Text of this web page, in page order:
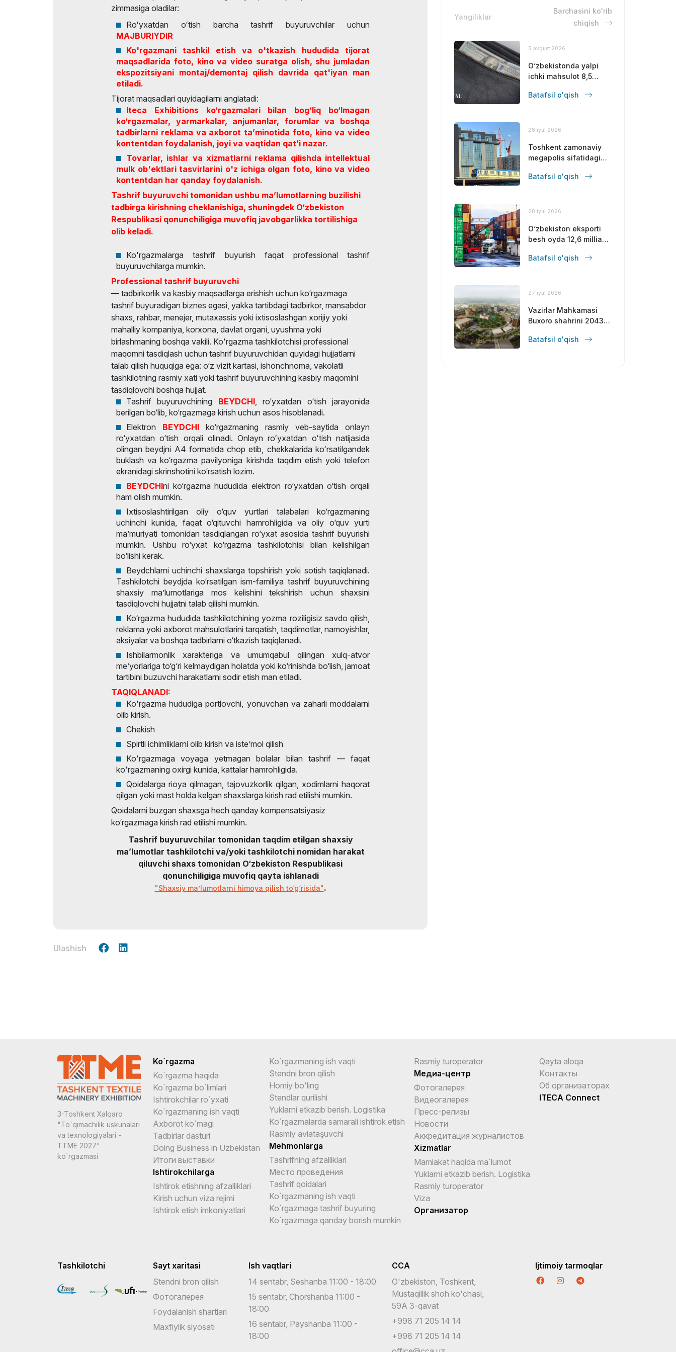
Rasmiy aviataşuvchi
zimmasiga oladilar:
Roʻyxatdan oʻtish barcha tashrif buyuruvchilar uchun
MAJBURIYDIR
Ko'rgazmani tashkil etish va o'tkazish hududida tijorat
maqsadlarida foto, kino va video suratga olish, shu jumladan
ekspozitsiyani montaj/demontaj qilish davrida qat'iyan man
etiladi.
Tijorat maqsadlari quyidagilarni anglatadi:
Iteca Exhibitions ko‘rgazmalari bilan bog‘liq bo‘lmagan
ko‘rgazmalar, yarmarkalar, anjumanlar, forumlar va boshqa
tadbirlarni reklama va axborot ta’minotida foto, kino va video
kontentdan foydalanish, joyi va vaqtidan qat’i nazar.
Tovarlar, ishlar va xizmatlarni reklama qilishda intellektual
mulk ob'ektlari tasvirlarini o'z ichiga olgan foto, kino va video
kontentdan har qanday foydalanish.
Tashrif buyuruvchi tomonidan ushbu ma’lumotlarning buzilishi
tadbirga kirishning cheklanishiga, shuningdek O‘zbekiston
Respublikasi qonunchiligiga muvofiq javobgarlikka tortilishiga
olib keladi.
Ko'rgazmalarga tashrif buyurish faqat professional tashrif
buyuruvchilarga mumkin.
Professional tashrif buyuruvchi
— tadbirkorlik va kasbiy maqsadlarga erishish uchun ko‘rgazmaga
tashrif buyuradigan biznes egasi, yakka tartibdagi tadbirkor, mansabdor
shaxs, rahbar, menejer, mutaxassis yoki ixtisoslashgan xorijiy yoki
mahalliy kompaniya, korxona, davlat organi, uyushma yoki
birlashmaning boshqa vakili. Ko'rgazma tashkilotchisi professional
maqomni tasdiqlash uchun tashrif buyuruvchidan quyidagi hujjatlarni
talab qilish huquqiga ega: o‘z vizit kartasi, ishonchnoma, vakolatli
tashkilotning rasmiy xati yoki tashrif buyuruvchining kasbiy maqomini
tasdiqlovchi boshqa hujjat.
Tashrif buyuruvchining BEYDCHI, ro‘yxatdan o‘tish jarayonida
berilgan bo‘lib, ko‘rgazmaga kirish uchun asos hisoblanadi.
Elektron BEYDCHI ko‘rgazmaning rasmiy veb-saytida onlayn
ro‘yxatdan o‘tish orqali olinadi. Onlayn roʻyxatdan oʻtish natijasida
olingan beydjni A4 formatida chop etib, chekkalarida koʻrsatilgandek
buklash va ko‘rgazma pavilyoniga kirishda taqdim etish yoki telefon
ekranidagi skrinshotini ko‘rsatish lozim.
BEYDCHIni ko‘rgazma hududida elektron ro‘yxatdan o‘tish orqali
ham olish mumkin.
Ixtisoslashtirilgan oliy o‘quv yurtlari talabalari ko‘rgazmaning
uchinchi kunida, faqat o‘qituvchi hamrohligida va oliy o‘quv yurti
ma’muriyati tomonidan tasdiqlangan ro‘yxat asosida tashrif buyurishi
mumkin. Ushbu ro‘yxat ko‘rgazma tashkilotchisi bilan kelishilgan
bo‘lishi kerak.
Beydchlarni uchinchi shaxslarga topshirish yoki sotish taqiqlanadi.
Tashkilotchi beydjda ko‘rsatilgan ism-familiya tashrif buyuruvchining
shaxsiy ma’lumotlariga mos kelishini tekshirish uchun shaxsini
tasdiqlovchi hujjatni talab qilishi mumkin.
Ko‘rgazma hududida tashkilotchining yozma roziligisiz savdo qilish,
reklama yoki axborot mahsulotlarini tarqatish, taqdimotlar, namoyishlar,
aksiyalar va boshqa tadbirlarni o‘tkazish taqiqlanadi.
Ishbilarmonlik xarakteriga va umumqabul qilingan xulq-atvor
me’yorlariga to‘g‘ri kelmaydigan holatda yoki ko‘rinishda bo‘lish, jamoat
tartibini buzuvchi harakatlarni sodir etish man etiladi.
TAQIQLANADI:
Ko'rgazma hududiga portlovchi, yonuvchan va zaharli moddalarni
olib kirish.
Chekish
Spirtli ichimliklarni olib kirish va iste’mol qilish
Ko'rgazmaga voyaga yetmagan bolalar bilan tashrif — faqat
ko'rgazmaning oxirgi kunida, kattalar hamrohligida.
Qoidalarga rioya qilmagan, tajovuzkorlik qilgan, xodimlarni haqorat
qilgan yoki mast holda kelgan shaxslarga kirish rad etilishi mumkin.
Qoidalarni buzgan shaxsga hech qanday kompensatsiyasiz
ko‘rgazmaga kirish rad etilishi mumkin.
Tashrif buyuruvchilar tomonidan taqdim etilgan shaxsiy
ma’lumotlar tashkilotchi va/yoki tashkilotchi nomidan harakat
qiluvchi shaxs tomonidan O‘zbekiston Respublikasi
qonunchiligiga muvofiq qayta ishlanadi
"Shaxsiy ma’lumotlarni himoya qilish to‘g‘risida".
Ulashish
Yangiliklar
Barchasini ko'rib
chiqish
5 avgust 2026
O‘zbekistonda yalpi
ichki mahsulot 8,5
Batafsil o'qish
28 iyul 2026
Toshkent zamonaviy
megapolis sifatidagi
mustahkamlamoqda
Batafsil o'qish
28 iyul 2026
O‘zbekiston eksporti
besh oyda 12,6 milliard
Batafsil o'qish
27 iyul 2026
Vazirlar Mahkamasi
Buxoro shahrini 2043-
rivojlantirishning bosh
Batafsil o'qish
3-Toshkent Xalqaro
"To`qimachilik uskunalari
va texnologiyalari -
TTME 2027"
ko`rgazmasi
Ko`rgazma
Ko`rgazma haqida
Ko`rgazma bo`limlari
Ishtirokchilar ro`yxati
Ko`rgazmaning ish vaqti
Axborot ko`magi
Tadbirlar dasturi
Doing Business in Uzbekistan
Итоги выставки
Ishtirokchilarga
Ishtirok etishning afzalliklari
Kirish uchun viza rejimi
Ishtirok etish imkoniyatlari
Ko`rgazmaning ish vaqti
Stendni bron qilish
Homiy bo'ling
Stendlar qurilishi
Yuklarni etkazib berish. Logistika
Ko`rgazmalarda samarali ishtirok etish
Rasmiy aviataşuvchi
Mehmonlarga
Tashrifning afzalliklari
Место проведения
Tashrif qoidalari
Ko`rgazmaning ish vaqti
Ko`rgazmaga tashrif buyuring
Ko`rgazmaga qanday borish mumkin
Rasmiy turoperator
Медиа-центр
Фотогалерея
Видеогалерея
Пресс-релизы
Новости
Аккредитация журналистов
Xizmatlar
Mamlakat haqida ma`lumot
Yuklarni etkazib berish. Logistika
Rasmiy turoperator
Viza
Организатор
Qayta aloqa
Kонтакты
Об организаторах
ITECA Connect
Tashkilotchi
Sayt xaritasi
Stendni bron qilish
Фотогалерея
Foydalanish shartlari
Maxfiylik siyosati
Ish vaqtlari
14 sentabr, Seshanba 11:00 - 18:00
15 sentabr, Chorshanba 11:00 -
18:00
16 sentabr, Payshanba 11:00 -
18:00
CCA
O'zbekiston, Toshkent,
Mustaqillik shoh ko'chasi,
59A 3-qavat
+998 71 205 14 14
+998 71 205 14 14
Ijtimoiy tarmoqlar